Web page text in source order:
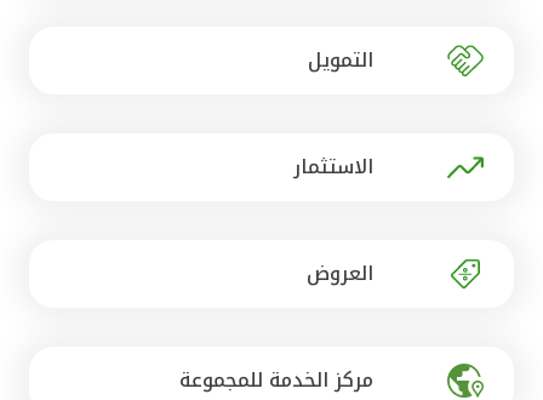
مصر
التمويل
الاستثمار
العروض
مركز الخدمة للمجموعة